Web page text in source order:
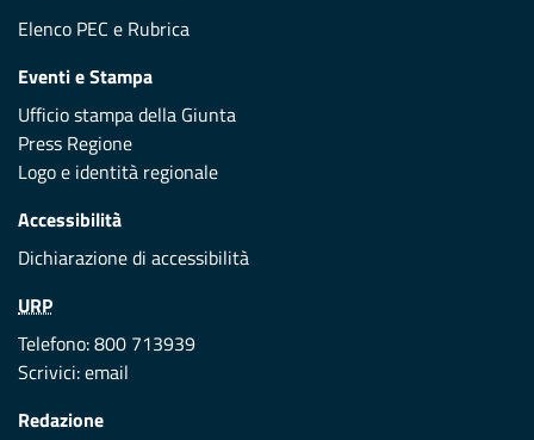
Elenco PEC e Rubrica
Eventi e Stampa
Ufficio stampa della Giunta
Press Regione
Logo e identità regionale
Accessibilità
Dichiarazione di accessibilità
URP
Telefono: 800 713939
Scrivici:email
Redazione